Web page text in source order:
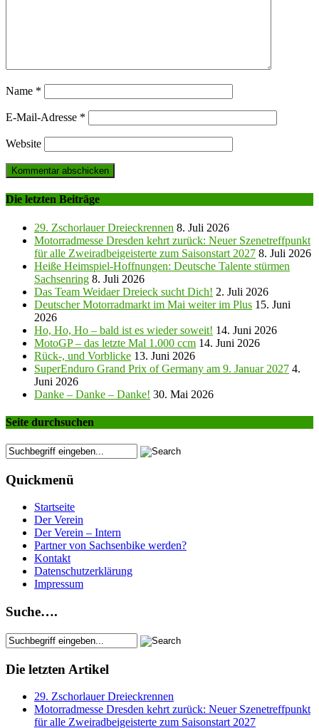
Name *
E-Mail-Adresse *
Website
Die letzten Beiträge
29. Zschorlauer Dreieckrennen 8. Juli 2026
Motorradmesse Dresden kehrt zurück: Neuer Szenetreffpunkt
für alle Zweiradbeigeisterte zum Saisonstart 2027 8. Juli 2026
Heiße Heimspiel-Hoffnungen: Deutsche Talente stürmen
Sachsenring 8. Juli 2026
Das Team Weidaer Dreieck sucht Dich! 2. Juli 2026
Deutscher Motorradmarkt im Mai weiter im Plus 15. Juni
2026
Ho, Ho, Ho – bald ist es wieder soweit! 14. Juni 2026
MotoGP – das letzte Mal 1.000 ccm 14. Juni 2026
Rück-, und Vorblicke 13. Juni 2026
SuperEnduro Grand Prix of Germany am 9. Januar 2027 4.
Juni 2026
Danke – Danke – Danke! 30. Mai 2026
Seite durchsuchen
Quickmenü
Startseite
Der Verein
Der Verein – Intern
Partner von Sachsenbike werden?
Kontakt
Datenschutzerklärung
Impressum
Suche….
Die letzten Artikel
29. Zschorlauer Dreieckrennen
Motorradmesse Dresden kehrt zurück: Neuer Szenetreffpunkt
für alle Zweiradbeigeisterte zum Saisonstart 2027